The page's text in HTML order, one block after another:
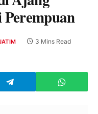
3 Mins Read